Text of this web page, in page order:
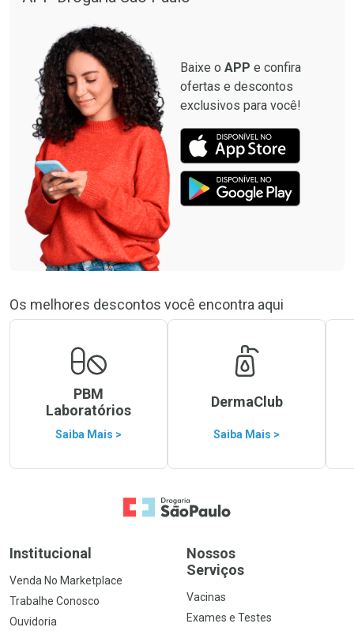
Baixe o APP e confira
ofertas e descontos
exclusivos para você!
Os melhores descontos você encontra aqui
PBM
Laboratórios
Saiba Mais >
DermaClub
Saiba Mais >
Ir para a Home
Institucional
Venda No Marketplace
Trabalhe Conosco
Ouvidoria
Nossos
Serviços
Vacinas
Exames e Testes